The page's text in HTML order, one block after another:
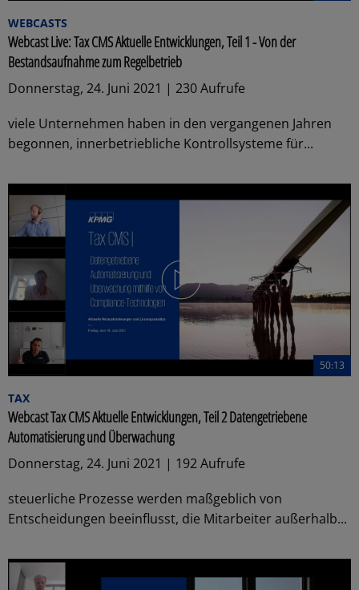
WEBCASTS
Webcast Live: Tax CMS Aktuelle Entwicklungen, Teil 1 - Von der
Bestandsaufnahme zum Regelbetrieb
Donnerstag, 24. Juni 2021 | 230 Aufrufe
viele Unternehmen haben in den vergangenen Jahren
begonnen, innerbetriebliche Kontrollsysteme für...
50:13
TAX
Webcast Tax CMS Aktuelle Entwicklungen, Teil 2 Datengetriebene
Automatisierung und Überwachung
Donnerstag, 24. Juni 2021 | 192 Aufrufe
steuerliche Prozesse werden maßgeblich von
Entscheidungen beeinflusst, die Mitarbeiter außerhalb...